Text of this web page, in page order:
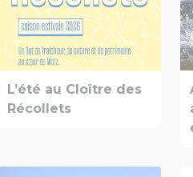
L’été au Cloître des
Récollets